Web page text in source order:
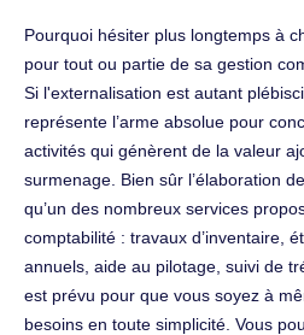
Pourquoi hésiter plus longtemps à
pour tout ou partie de sa gestion
Si l'externalisation est autant
représente l’arme absolue pour
activités qui génèrent de la valeur
surmenage. Bien sûr l’élaboration
qu’un des nombreux services
comptabilité : travaux d’inventaire,
annuels, aide au pilotage, suivi de
est prévu pour que vous soyez à
besoins en toute simplicité. Vous